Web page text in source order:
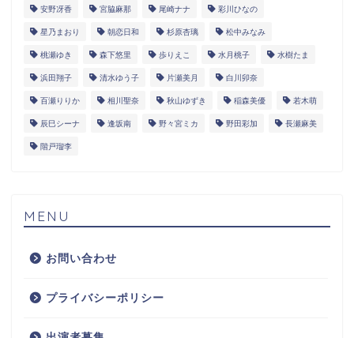
安野冴香 宮脇麻那 尾崎ナナ 彩川ひなの
星乃まおり 朝恋日和 杉原杏璃 松中みなみ
桃瀬ゆき 森下悠里 歩りえこ 水月桃子 水樹たま
浜田翔子 清水ゆう子 片瀬美月 白川卯奈
百瀬りりか 相川聖奈 秋山ゆずき 稲森美優 若木萌
辰巳シーナ 逢坂南 野々宮ミカ 野田彩加 長瀬麻美
階戸瑠李
MENU
お問い合わせ
プライバシーポリシー